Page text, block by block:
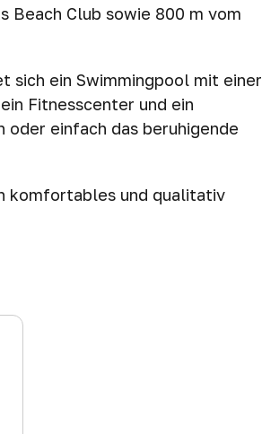
Beach Club sowie 800 m vom
sich ein Swimmingpool mit einer
Fitnesscenter und ein
oder einfach das beruhigende
komfortables und qualitativ